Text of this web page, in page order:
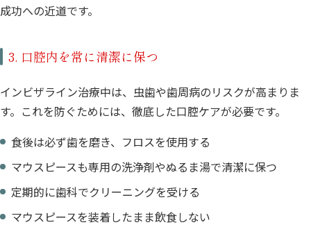
成功への近道です。
3. 口腔内を常に清潔に保つ
インビザライン治療中は、虫歯や歯周病のリスクが高まりま
す。これを防ぐためには、徹底した口腔ケアが必要です。
食後は必ず歯を磨き、フロスを使用する
マウスピースも専用の洗浄剤やぬるま湯で清潔に保つ
定期的に歯科でクリーニングを受ける
マウスピースを装着したまま飲食しない